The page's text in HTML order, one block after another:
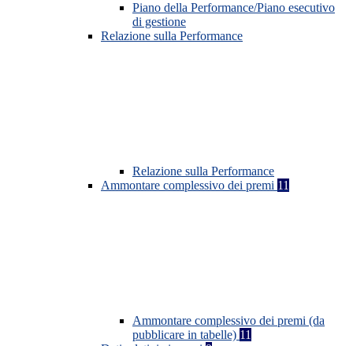
Piano della Performance/Piano esecutivo
di gestione
Relazione sulla Performance
Relazione sulla Performance
Ammontare complessivo dei premi 11
Ammontare complessivo dei premi (da
pubblicare in tabelle) 11